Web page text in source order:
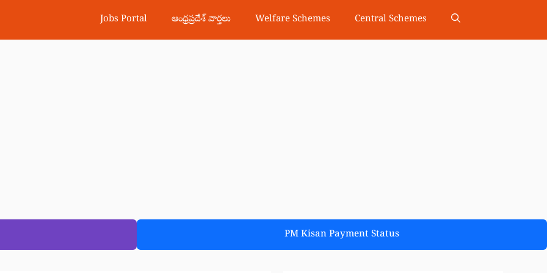
Jobs Portal ఆంధ్రప్రదేశ్ వార్తలు Welfare Schemes Central Schemes
PM Kisan Payment Status